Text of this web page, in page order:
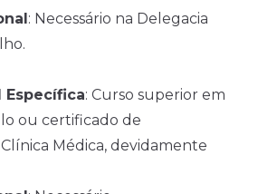
: Necessário na Delegacia
Específica: Curso superior em
ou certificado de
Médica, devidamente